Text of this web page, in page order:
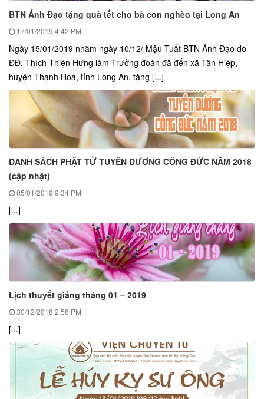
BTN Ánh Đạo tặng quà tết cho bà con nghèo tại Long An
17/01/2019 4:42 PM
Ngày 15/01/2019 nhằm ngày 10/12/ Mậu Tuất BTN Ánh Đạo do
ĐĐ. Thích Thiện Hưng làm Trưởng đoàn đã đến xã Tân Hiệp,
huyện Thạnh Hoá, tỉnh Long An, tặng [...]
DANH SÁCH PHẬT TỬ TUYÊN DƯƠNG CÔNG ĐỨC NĂM 2018
(cập nhật)
05/01/2019 9:34 PM
[...]
Lịch thuyết giảng tháng 01 – 2019
30/12/2018 2:58 PM
[...]